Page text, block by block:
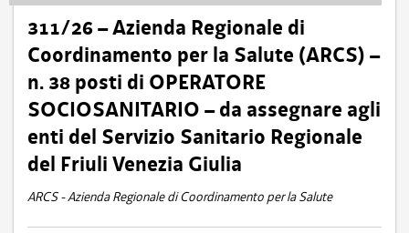
311/26 – Azienda Regionale di
Coordinamento per la Salute (ARCS) –
n. 38 posti di OPERATORE
SOCIOSANITARIO – da assegnare agli
enti del Servizio Sanitario Regionale
del Friuli Venezia Giulia
ARCS - Azienda Regionale di Coordinamento per la Salute